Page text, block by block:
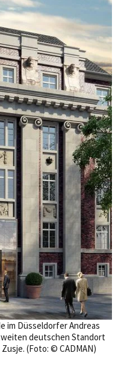
im Düsseldorfer Andreas
deutschen Standort
(Foto: © CADMAN)